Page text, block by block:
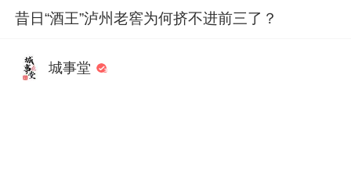
昔日“酒王”泸州老窖为何挤不进前三了？
城事堂